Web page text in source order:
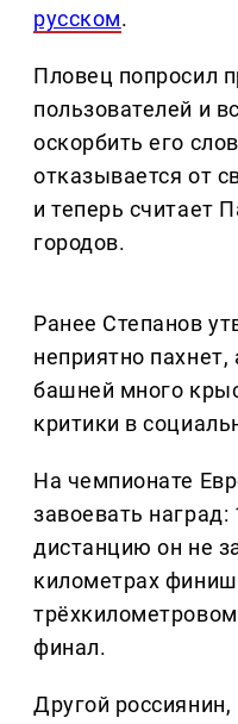
русском.
Пловец попросил
пользователей и
оскорбить его
отказывается от
и теперь считает
городов.
Ранее Степанов
неприятно
башней много
критики в
На чемпионате
завоевать
дистанцию он не
километрах
финал.
Другой